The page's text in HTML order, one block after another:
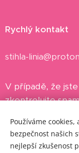
Rychlý kontakt
stihla-
V případě, že
zkontrolujte
2023 ©
Používáme
bezpečnost našich
nejlepší zkušenost